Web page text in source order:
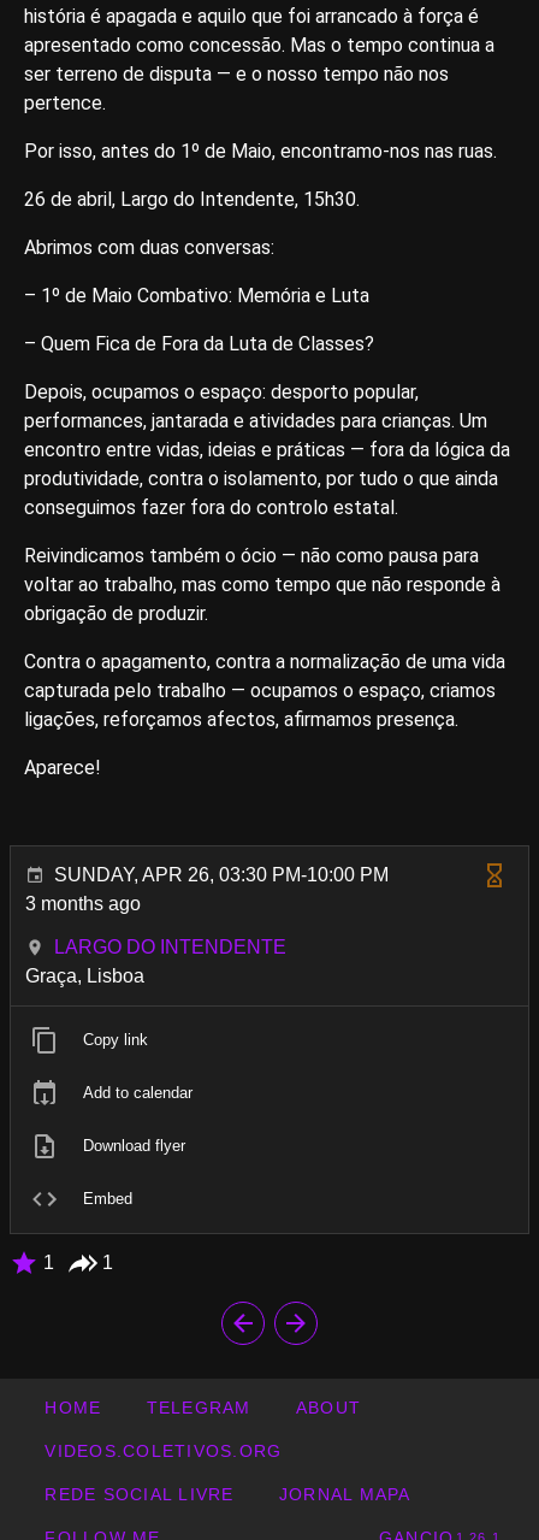
história é apagada e aquilo que foi arrancado à força é
apresentado como concessão. Mas o tempo continua a
ser terreno de disputa — e o nosso tempo não nos
pertence.
Por isso, antes do 1º de Maio, encontramo-nos nas ruas.
26 de abril, Largo do Intendente, 15h30.
Abrimos com duas conversas:
– 1º de Maio Combativo: Memória e Luta
– Quem Fica de Fora da Luta de Classes?
Depois, ocupamos o espaço: desporto popular,
performances, jantarada e atividades para crianças. Um
encontro entre vidas, ideias e práticas — fora da lógica da
produtividade, contra o isolamento, por tudo o que ainda
conseguimos fazer fora do controlo estatal.
Reivindicamos também o ócio — não como pausa para
voltar ao trabalho, mas como tempo que não responde à
obrigação de produzir.
Contra o apagamento, contra a normalização de uma vida
capturada pelo trabalho — ocupamos o espaço, criamos
ligações, reforçamos afectos, afirmamos presença.
Aparece!
SUNDAY, APR 26, 03:30 PM-10:00 PM
3 months ago
LARGO DO INTENDENTE
Graça, Lisboa
Copy link
Add to calendar
Download flyer
Embed
1 1
HOME TELEGRAM ABOUT
VIDEOS.COLETIVOS.ORG
REDE SOCIAL LIVRE JORNAL MAPA